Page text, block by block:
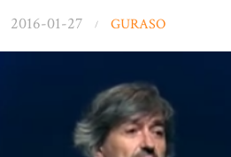
2016-01-27 GURASO